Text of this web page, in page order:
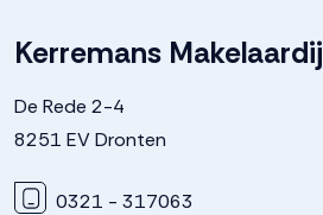
Kerremans Makelaardij
De Rede 2-4
8251 EV Dronten
0321 - 317063